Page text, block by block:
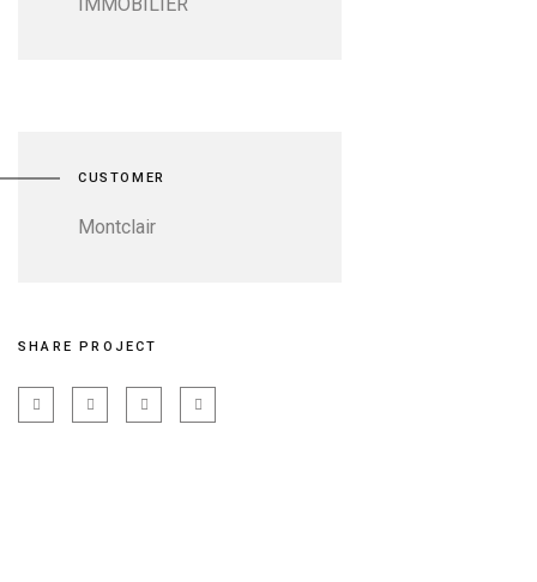
CUSTOMER
Montclair
SHARE PROJECT